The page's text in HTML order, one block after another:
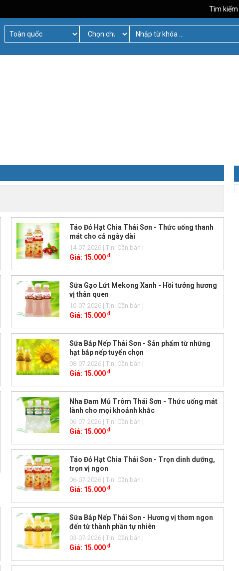
Tìm kiếm
Táo Đỏ Hạt Chia Thái Sơn - Thức uống thanh
mát cho cả ngày dài
14-07-2026 | Tin: Cần bán |
Giá: 15.000đ
Sữa Gạo Lứt Mekong Xanh - Hồi tưởng hương
vị thân quen
10-07-2026 | Tin: Cần bán |
Giá: 15.000đ
Sữa Bắp Nếp Thái Sơn - Sản phẩm từ những
hạt bắp nếp tuyển chọn
08-07-2026 | Tin: Cần bán |
Giá: 15.000đ
Nha Đam Mủ Trôm Thái Sơn - Thức uống mát
lành cho mọi khoảnh khắc
06-07-2026 | Tin: Cần bán |
Giá: 15.000đ
Táo Đỏ Hạt Chia Thái Sơn - Trọn dinh dưỡng,
trọn vị ngon
06-07-2026 | Tin: Cần bán |
Giá: 15.000đ
Sữa Bắp Nếp Thái Sơn - Hương vị thơm ngon
đến từ thành phần tự nhiên
03-07-2026 | Tin: Cần bán |
Giá: 15.000đ